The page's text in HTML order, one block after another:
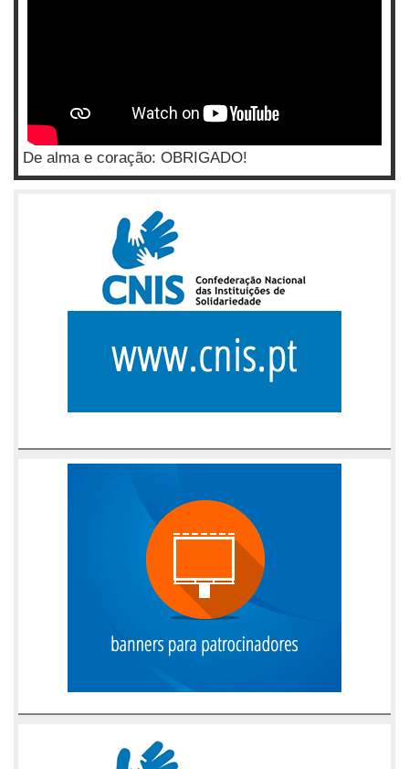
De alma e coração: OBRIGADO!